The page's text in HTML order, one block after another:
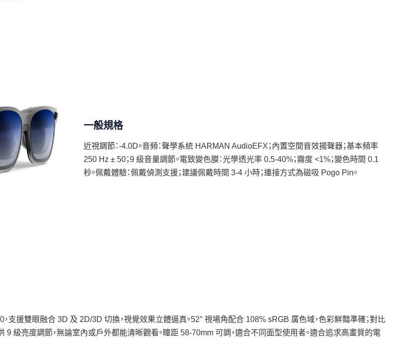
一般規格
近視調節：-4.0D。音頻：聲學系統 HARMAN AudioEFX；內置空間音效揚聲器；基本頻率
250 Hz ± 50；9 級音量調節。電致變色膜：光學透光率 0.5-40%；霧度 <1%；變色時間 0.1
秒。佩戴體驗：佩戴偵測支援；建議佩戴時間 3-4 小時；連接方式為磁吸 Pogo Pin。
支援雙眼融合 3D 及 2D/3D 切換，視覺效果立體逼真。52° 視場角配合 108% sRGB 廣色域，色彩鮮豔準確；對比
9 級亮度調節，無論室內或戶外都能清晰觀看。瞳距 58-70mm 可調，適合不同面型使用者。適合追求高畫質的電